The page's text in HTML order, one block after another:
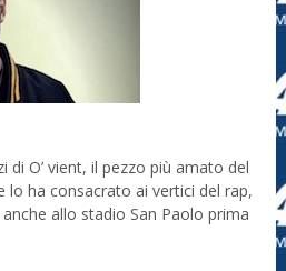
di O’ vient, il pezzo più amato del
lo ha consacrato ai vertici del rap,
allo stadio San Paolo prima